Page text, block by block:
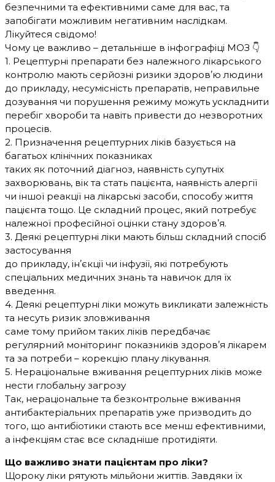
безпечними та ефективними саме для вас, та
запобігати можливим негативним наслідкам.
Лікуйтеся свідомо!
Чому це важливо – детальніше в інфографіці МОЗ 👇
1. Рецептурні препарати без належного лікарського
контролю мають серйозні ризики здоровʼю людини
до прикладу, несумісність препаратів, неправильне
дозування чи порушення режиму можуть ускладнити
перебіг хвороби та навіть привести до незворотних
процесів.
2. Призначення рецептурних ліків базується на
багатьох клінічних показниках
таких як поточний діагноз, наявність супутніх
захворювань, вік та стать пацієнта, наявність алергії
чи іншої реакції на лікарські засоби, способу життя
пацієнта тощо. Це складний процес, який потребує
належної професійної оцінки стану здоровʼя.
3. Деякі рецептурні ліки мають більш складний спосіб
застосування
до прикладу, інʼєкції чи інфузії, які потребують
спеціальних медичних знань та навичок для їх
введення.
4. Деякі рецептурні ліки можуть викликати залежність
та несуть ризик зловживання
саме тому прийом таких ліків передбачає
регулярний моніторинг показників здоровʼя лікарем
та за потреби – корекцію плану лікування.
5. Нераціональне вживання рецептурних ліків може
нести глобальну загрозу
Так, нераціональне та безконтрольне вживання
антибактеріальних препаратів уже призводить до
того, що антибіотики стають все менш ефективними,
а інфекціям стає все складніше протидіяти.
Що важливо знати пацієнтам про ліки?
Щороку ліки рятують мільйони життів. Завдяки їх